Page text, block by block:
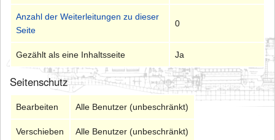
Anzahl der Weiterleitungen zu dieser
Seite
0
Gezählt als eine Inhaltsseite Ja
Seitenschutz
Bearbeiten Alle Benutzer (unbeschränkt)
Verschieben Alle Benutzer (unbeschränkt)